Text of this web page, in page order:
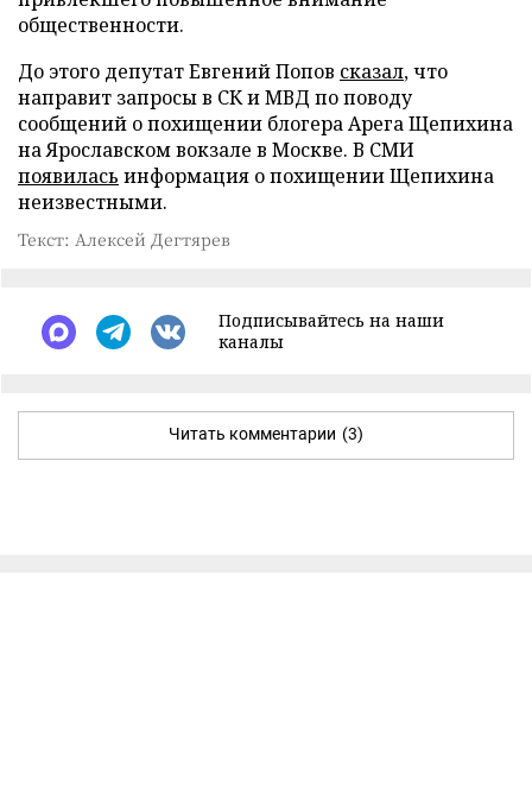
общественности.
До этого депутат Евгений Попов сказал, что
направит запросы в СК и МВД по поводу
сообщений о похищении блогера Арега Щепихина
на Ярославском вокзале в Москве. В СМИ
появилась информация о похищении Щепихина
неизвестными.
Текст: Алексей Дегтярев
Подписывайтесь на наши
каналы
Читать комментарии (3)